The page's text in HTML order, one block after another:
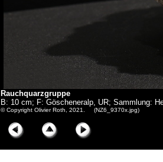
Rauchquarzgruppe
B: 10 cm; F: Göscheneralp, UR; Sammlung:
© Copyright Olivier Roth, 2021. (NZ6_9370x.jpg)